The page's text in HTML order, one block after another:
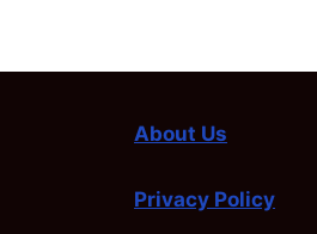
About Us
Privacy Policy